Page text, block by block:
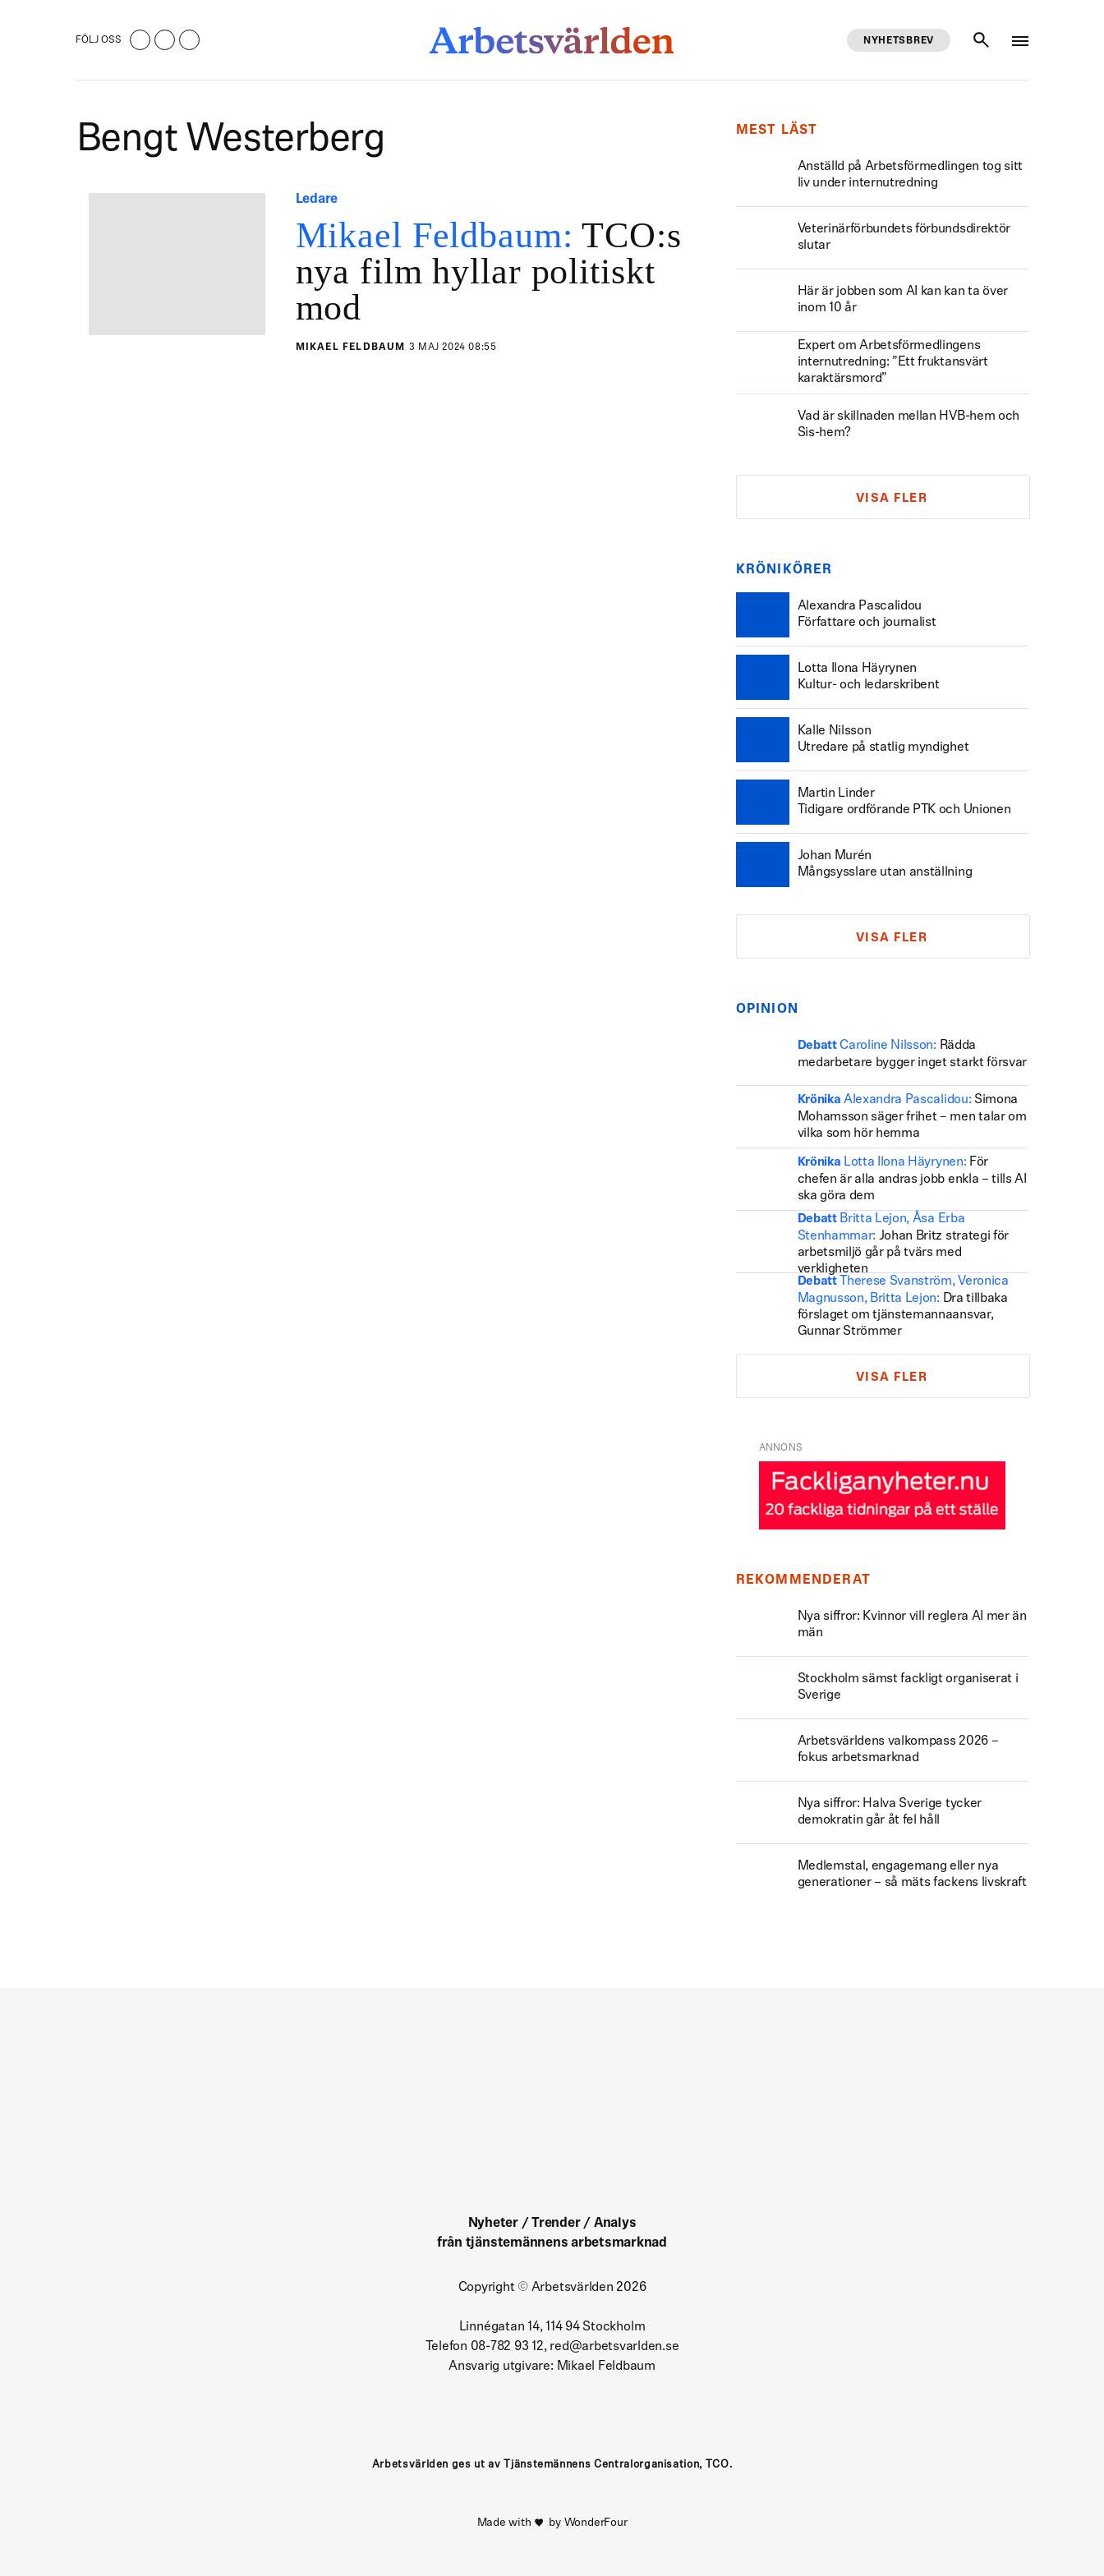
FÖLJ OSS NYHETSBREV
Bengt Westerberg
Ledare
Mikael Feldbaum: TCO:s
nya film hyllar politiskt
mod
MIKAEL FELDBAUM 3 MAJ 2024 08:55
MEST LÄST
Anställd på Arbetsförmedlingen tog sitt
liv under internutredning
Veterinärförbundets förbundsdirektör
slutar
Här är jobben som AI kan kan ta över
inom 10 år
Expert om Arbetsförmedlingens
internutredning: ”Ett fruktansvärt
karaktärsmord”
Vad är skillnaden mellan HVB-hem och
Sis-hem?
VISA FLER
KRÖNIKÖRER
Alexandra Pascalidou
Författare och journalist
Lotta Ilona Häyrynen
Kultur- och ledarskribent
Kalle Nilsson
Utredare på statlig myndighet
Martin Linder
Tidigare ordförande PTK och Unionen
Johan Murén
Mångsysslare utan anställning
VISA FLER
OPINION
Debatt Caroline Nilsson: Rädda
medarbetare bygger inget starkt försvar
Krönika Alexandra Pascalidou: Simona
Mohamsson säger frihet – men talar om
vilka som hör hemma
Krönika Lotta Ilona Häyrynen: För
chefen är alla andras jobb enkla – tills AI
ska göra dem
Debatt Britta Lejon, Åsa Erba
Stenhammar: Johan Britz strategi för
arbetsmiljö går på tvärs med
verkligheten
Debatt
Therese Svanström, Veronica
Magnusson, Britta Lejon: Dra tillbaka
förslaget om tjänstemannaansvar,
Gunnar Strömmer
VISA FLER
ANNONS
REKOMMENDERAT
Nya siffror: Kvinnor vill reglera AI mer än
män
Stockholm sämst fackligt organiserat i
Sverige
Arbetsvärldens valkompass 2026 –
fokus arbetsmarknad
Nya siffror: Halva Sverige tycker
demokratin går åt fel håll
Medlemstal, engagemang eller nya
generationer – så mäts fackens livskraft
Nyheter / Trender / Analys
från tjänstemännens arbetsmarknad
Copyright ©Arbetsvärlden 2026
Linnégatan 14, 114 94 Stockholm
Telefon 08-782 93 12, red@arbetsvarlden.se
Ansvarig utgivare: Mikael Feldbaum
Arbetsvärlden ges ut av Tjänstemännens Centralorganisation, TCO.
Made with by WonderFour